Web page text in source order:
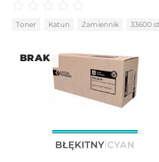
BRAK
Toner Katun Zamiennik 33600